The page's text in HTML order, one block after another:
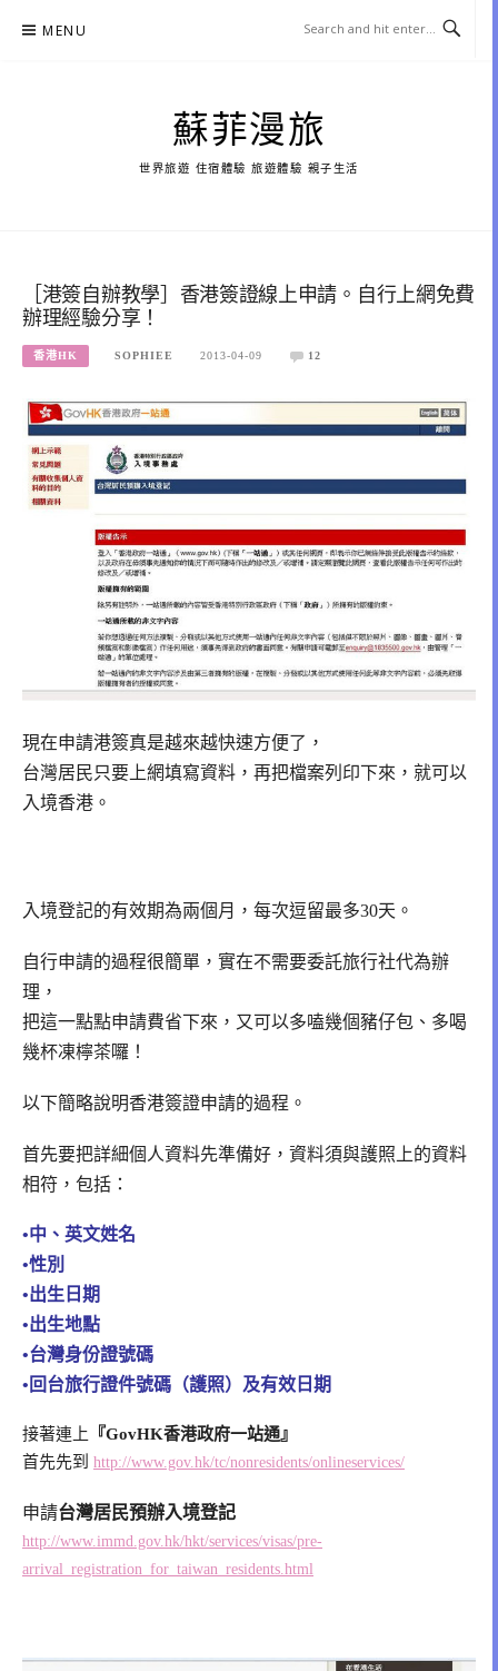
MENU
蘇菲漫旅
世界旅遊 住宿體驗 旅遊體驗 親子生活
［港簽自辦教學］香港簽證線上申請。自行上網免費
辦理經驗分享！
香港HK SOPHIEE 2013-04-09 12
現在申請港簽真是越來越快速方便了，
台灣居民只要上網填寫資料，再把檔案列印下來，就可以
入境香港。
入境登記的有效期為兩個月，每次逗留最多30天。
自行申請的過程很簡單，實在不需要委託旅行社代為辦
理，
把這一點點申請費省下來，又可以多嗑幾個豬仔包、多喝
幾杯凍檸茶囉！
以下簡略說明香港簽證申請的過程。
首先要把詳細個人資料先準備好，資料須與護照上的資料
相符，包括：
•中、英文姓名
•性別
•出生日期
•出生地點
•台灣身份證號碼
•回台旅行證件號碼（護照）及有效日期
接著連上 『GovHK香港政府一站通』
首先先到 http://www.gov.hk/tc/nonresidents/onlineservices/
申請台灣居民預辦入境登記
http://www.immd.gov.hk/hkt/services/visas/pre-
arrival_registration_for_taiwan_residents.html